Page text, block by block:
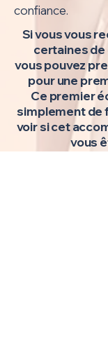
confiance.
Si vous vous
certaines
vous pouvez
pour une
Ce premier
simplement de
voir si cet
vous